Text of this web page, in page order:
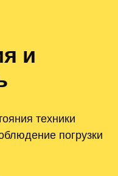
и
техники
погрузки